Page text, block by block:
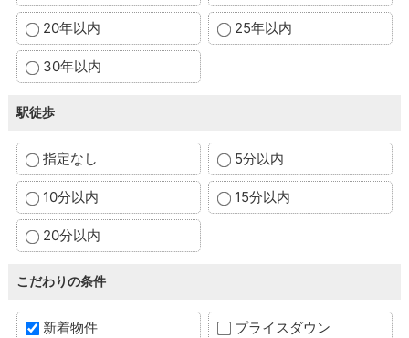
20年以内 25年以内
30年以内
駅徒歩
指定なし 5分以内
10分以内 15分以内
20分以内
こだわりの条件
新着物件 プライスダウン